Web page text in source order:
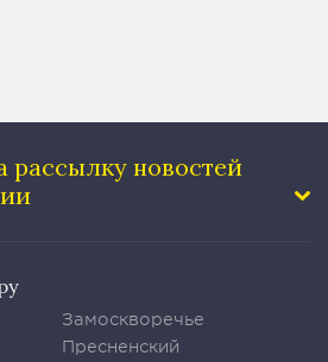
рассылку новостей
Замоскворечье
Пресненский